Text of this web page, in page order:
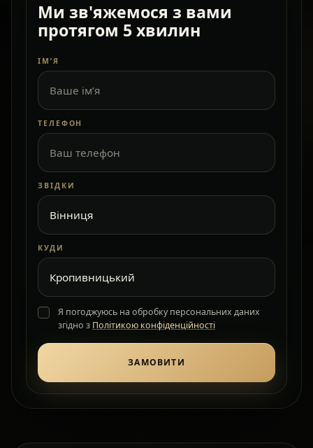
Ми зв'яжемося з вами
протягом 5 хвилин
ІМ’Я
ТЕЛЕФОН
ЗВІДКИ
КУДИ
Я погоджуюсь на обробку персональних даних
згідно з Політикою конфіденційності
ЗАМОВИТИ